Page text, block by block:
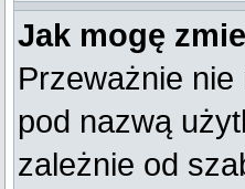
Jak mogę
Przeważnie
pod nazwą
zależnie od